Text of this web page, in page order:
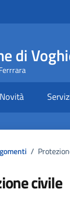
di
Novità
/
civile